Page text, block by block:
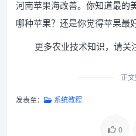
河南苹果海改善。你知道最的
哪种苹果？还是你觉得苹果最
更多农业技术知识，请关
正
发表至： 系统教程
0